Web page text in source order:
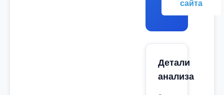
сайта
Детали
анализа